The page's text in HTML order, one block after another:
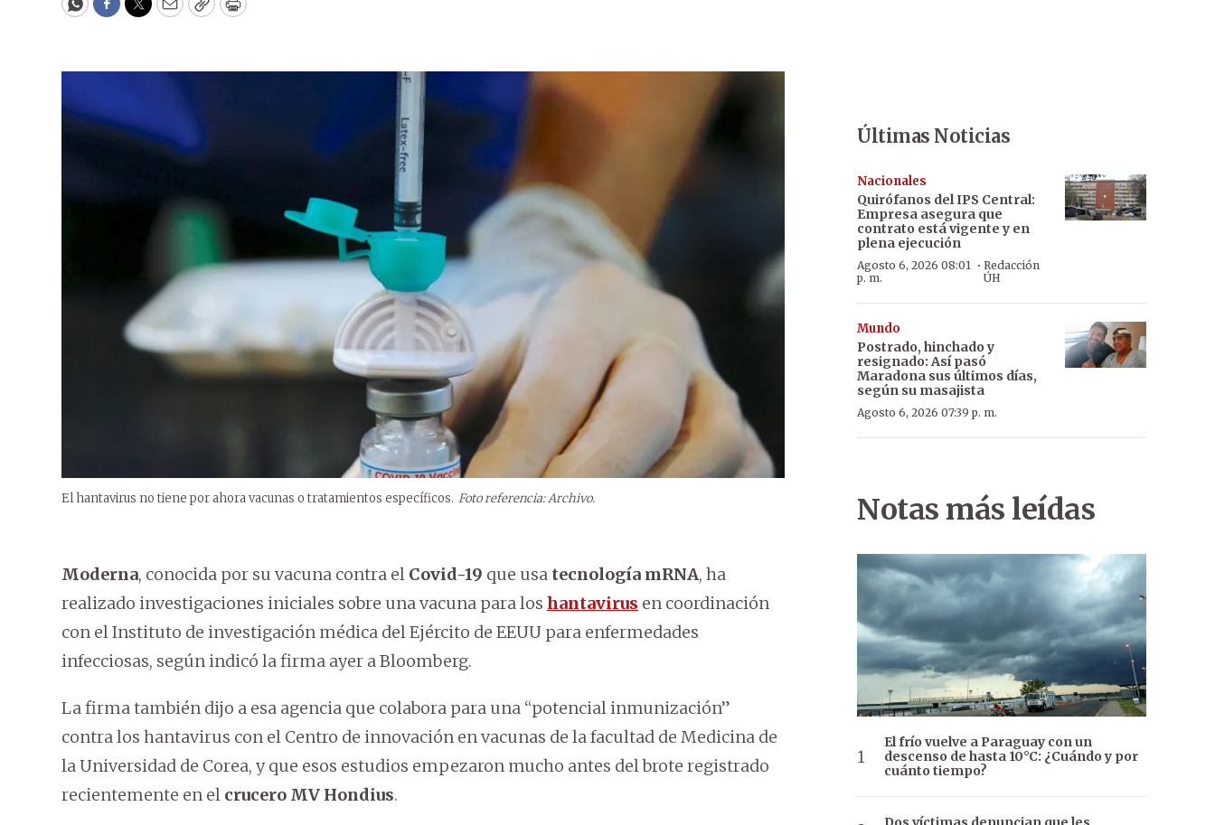
WhatsApp
Facebook
Twitter
EmailCopyPrint
El hantavirus no tiene por ahora vacunas o tratamientos específicos. Foto referencia: Archivo.
Moderna, conocida por su vacuna contra el Covid-19 que usa tecnología mRNA, ha
realizado investigaciones iniciales sobre una vacuna para los hantavirus en coordinación
con el Instituto de investigación médica del Ejército de EEUU para enfermedades
infecciosas, según indicó la firma ayer a Bloomberg.
La firma también dijo a esa agencia que colabora para una “potencial inmunización”
contra los hantavirus con el Centro de innovación en vacunas de la facultad de Medicina de
la Universidad de Corea, y que esos estudios empezaron mucho antes del brote registrado
recientemente en el crucero MV Hondius.
Últimas Noticias
Nacionales
Quirófanos del IPS Central:
Empresa asegura que
contrato está vigente y en
plena ejecución
Agosto 6, 2026 08:01
p. m.
·Redacción
ÚH
Mundo
Postrado, hinchado y
resignado: Así pasó
Maradona sus últimos días,
según su masajista
Agosto 6, 2026 07:39 p. m.
Notas más leídas
El frío vuelve a Paraguay con un
descenso de hasta 10°C: ¿Cuándo y por
cuánto tiempo?